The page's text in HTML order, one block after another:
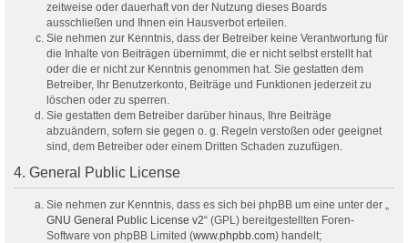
zeitweise oder dauerhaft von der Nutzung dieses Boards
ausschließen und Ihnen ein Hausverbot erteilen.
Sie nehmen zur Kenntnis, dass der Betreiber keine Verantwortung für
die Inhalte von Beiträgen übernimmt, die er nicht selbst erstellt hat
oder die er nicht zur Kenntnis genommen hat. Sie gestatten dem
Betreiber, Ihr Benutzerkonto, Beiträge und Funktionen jederzeit zu
löschen oder zu sperren.
Sie gestatten dem Betreiber darüber hinaus, Ihre Beiträge
abzuändern, sofern sie gegen o. g. Regeln verstoßen oder geeignet
sind, dem Betreiber oder einem Dritten Schaden zuzufügen.
4. General Public License
Sie nehmen zur Kenntnis, dass es sich bei phpBB um eine unter der „
GNU General Public License v2“ (GPL) bereitgestellten Foren-
Software von phpBB Limited (www.phpbb.com) handelt;